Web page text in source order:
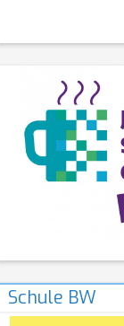
Schule BW